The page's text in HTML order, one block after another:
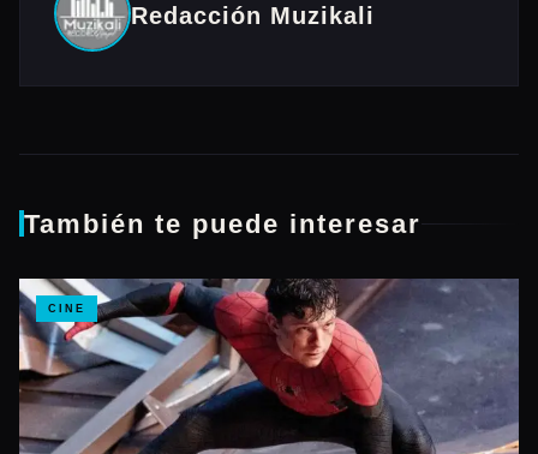
Redacción Muzikali
También te puede interesar
CINE